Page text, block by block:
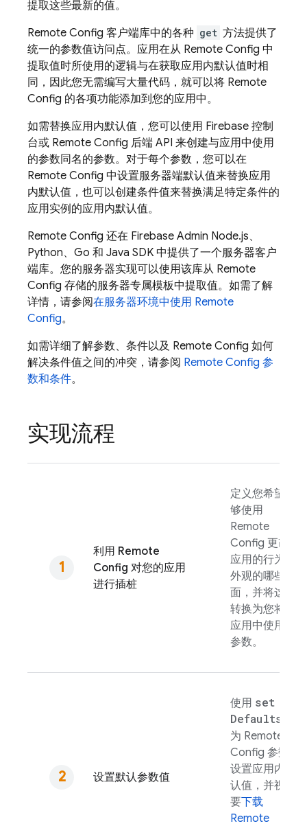
提取这些最新的值。
Remote Config 客户端库中的各种 get 方法提供了
统一的参数值访问点。应用在从 Remote Config 中
提取值时所使用的逻辑与在获取应用内默认值时相
同，因此您无需编写大量代码，就可以将 Remote
Config 的各项功能添加到您的应用中。
如需替换应用内默认值，您可以使用 Firebase 控制
台或 Remote Config 后端 API 来创建与应用中使用
的参数同名的参数。对于每个参数，您可以在
Remote Config 中设置服务器端默认值来替换应用
内默认值，也可以创建条件值来替换满足特定条件的
应用实例的应用内默认值。
Remote Config 还在 Firebase Admin Node.js、
Python、Go 和 Java SDK 中提供了一个服务器客户
端库。您的服务器实现可以使用该库从 Remote
Config 存储的服务器专属模板中提取值。如需了解
详情，请参阅在服务器环境中使用 Remote
Config。
如需详细了解参数、条件以及 Remote Config 如何
解决条件值之间的冲突，请参阅 Remote Config 参
数和条件。
实现流程
利用 Remote
Config 对您的应用
进行插桩
定义您希望能
够使用
Remote
Config 更改
应用的行为和
外观的哪些方
面，并将这些
转换为您将在
应用中使用的
参数。
设置默认参数值
使用 set
Defaults(
为 Remote
Config 参数
设置应用内默
认值，并视需
要下载
Remote